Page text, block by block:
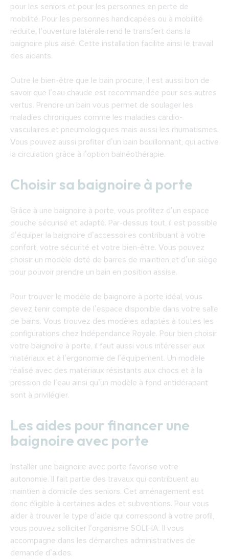
pour les seniors et pour les personnes en perte de
mobilité. Pour les personnes handicapées ou à mobilité
réduite, l’ouverture latérale rend le transfert dans la
baignoire plus aisé. Cette installation facilite ainsi le travail
des aidants.
Outre le bien-être que le bain procure, il est aussi bon de
savoir que l’eau chaude est recommandée pour ses autres
vertus. Prendre un bain vous permet de soulager les
maladies chroniques comme les maladies cardio-
vasculaires et pneumologiques mais aussi les rhumatismes.
Vous pouvez aussi profiter d’un bain bouillonnant, qui active
la circulation grâce à l’option balnéothérapie.
Choisir sa baignoire à porte
Grâce à une baignoire à porte, vous profitez d’un espace
douche sécurisé et adapté. Par-dessus tout, il est possible
d’équiper la baignoire d’accessoires contribuant à votre
confort, votre sécurité et votre bien-être. Vous pouvez
choisir un modèle doté de barres de maintien et d’un siège
pour pouvoir prendre un bain en position assise.
Pour trouver le modèle de baignoire à porte idéal, vous
devez tenir compte de l’espace disponible dans votre salle
de bains. Vous trouvez des modèles adaptés à toutes les
configurations chez Indépendance Royale. Pour bien choisir
votre baignoire à porte, il faut aussi vous intéresser aux
matériaux et à l’ergonomie de l’équipement. Un modèle
réalisé avec des matériaux résistants aux chocs et à la
pression de l’eau ainsi qu’un modèle à fond antidérapant
sont à privilégier.
Les aides pour financer une
baignoire avec porte
Installer une baignoire avec porte favorise votre
autonomie. Il fait partie des travaux qui contribuent au
maintien à domicile des seniors. Cet aménagement est
donc éligible à certaines aides et subventions. Pour vous
aider à trouver le type d’aide qui correspond à votre profil,
vous pouvez solliciter l’organisme SOLIHA. Il vous
accompagne dans les démarches administratives de
demande d’aides.